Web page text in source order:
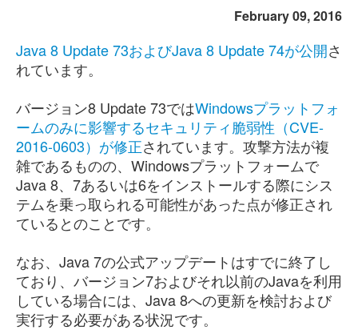
February 09, 2016
Java 8 Update 73およびJava 8 Update 74が公開さ
れています。
バージョン8 Update 73ではWindowsプラットフォ
ームのみに影響するセキュリティ脆弱性（CVE-
2016-0603）が修正されています。攻撃方法が複
雑であるものの、Windowsプラットフォームで
Java 8、7あるいは6をインストールする際にシス
テムを乗っ取られる可能性があった点が修正され
ているとのことです。
なお、Java 7の公式アップデートはすでに終了し
ており、バージョン7およびそれ以前のJavaを利用
している場合には、Java 8への更新を検討および
実行する必要がある状況です。